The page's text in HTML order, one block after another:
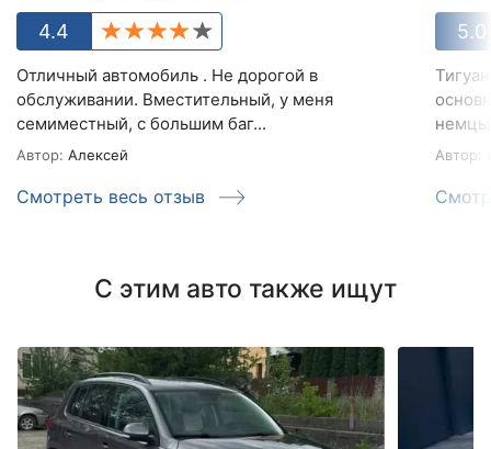
4.4
Отличный автомобиль . Не дорогой в
обслуживании. Вместительный, у меня
семиместный, с большим баг...
Автор: Алексей
Смотреть весь отзыв
5.0
Автор:
С этим авто также ищут